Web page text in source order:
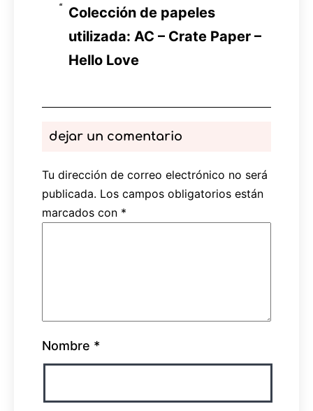
Colección de papeles
utilizada: AC – Crate Paper –
Hello Love
dejar un comentario
Tu dirección de correo electrónico no será
publicada. Los campos obligatorios están
marcados con *
Nombre *